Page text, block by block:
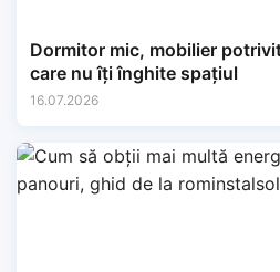
Dormitor mic, mobilier
care nu îți înghite spațiul
16.07.2026